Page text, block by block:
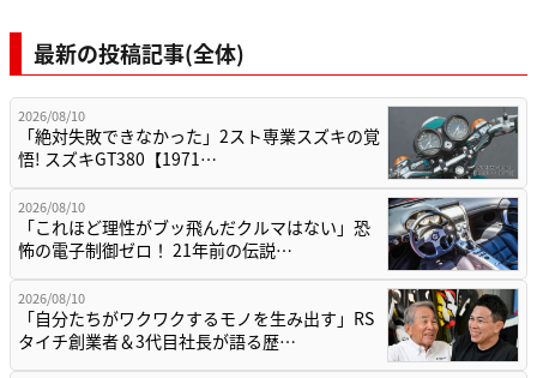
最新の投稿記事(全体)
2026/08/10
「絶対失敗できなかった」2スト専業スズキの覚
悟! スズキGT380【1971…
2026/08/10
「これほど理性がブッ飛んだクルマはない」恐
怖の電子制御ゼロ！ 21年前の伝説…
2026/08/10
「自分たちがワクワクするモノを生み出す」RS
タイチ創業者＆3代目社長が語る歴…